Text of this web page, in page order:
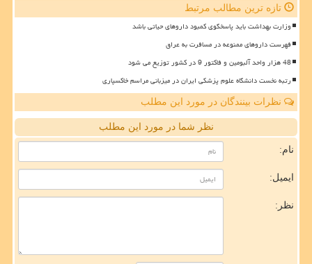
تازه ترین مطالب مرتبط
وزارت بهداشت باید پاسخگوی کمبود داروهای حیاتی باشد
فهرست داروهای ممنوعه در مسافرت به عراق
48 هزار واحد آلبومین و فاکتور 9 در کشور توزیع می شود
رتبه نخست دانشگاه علوم پزشکی ایران در میزبانی مراسم خاکسپاری
نظرات بینندگان در مورد این مطلب
نظر شما در مورد این مطلب
نام:
ایمیل:
نظر: